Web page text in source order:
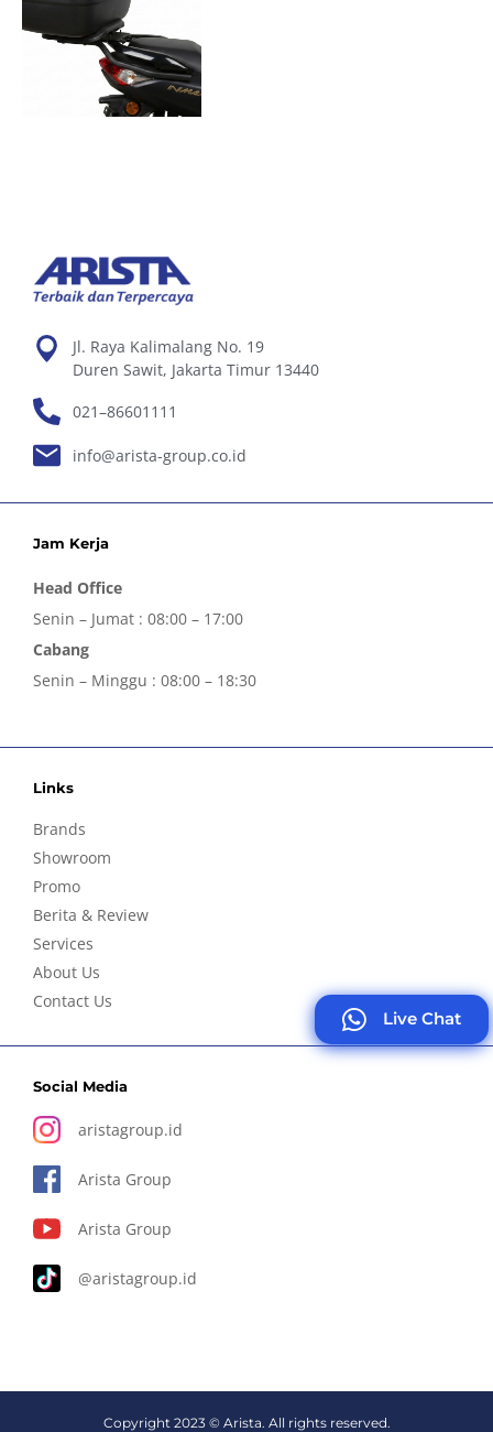
Jl. Raya Kalimalang No. 19
Duren Sawit, Jakarta Timur 13440
021–86601111
info@arista-group.co.id
Jam Kerja
Head Office
Senin – Jumat : 08:00 – 17:00
Cabang
Senin – Minggu : 08:00 – 18:30
Links
Brands
Showroom
Promo
Berita & Review
Services
About Us
Contact Us
Social Media
aristagroup.id
Arista Group
Arista Group
@aristagroup.id
Copyright 2023 © Arista. All rights reserved.
Live Chat